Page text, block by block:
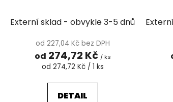
Externí sklad - obvykle 3-5 dnů
od 227,04 Kč bez DPH
od 274,72 Kč / ks
Měrná
od 274,72 Kč / 1 ks
DETAIL